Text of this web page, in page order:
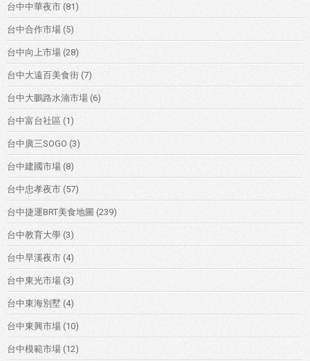
台中中華夜市 (81)
台中合作市場 (5)
台中向上市場 (28)
台中大遠百美食街 (7)
台中大鵬路水湳市場 (6)
台中富台社區 (1)
台中廣三SOGO (3)
台中建國市場 (8)
台中忠孝夜市 (57)
台中捷運BRT美食地圖 (239)
台中教育大學 (3)
台中旱溪夜市 (4)
台中東光市場 (3)
台中東海別墅 (4)
台中東興市場 (10)
台中模範市場 (12)